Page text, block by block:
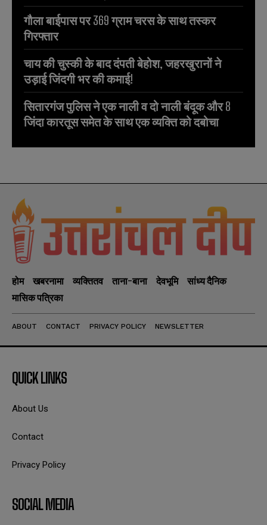
गौला बाईपास पर 369 ग्राम चरस के साथ तस्कर
गिरफ्तार
चाय की चुस्की के बाद दंपती बेहोश, जहरखुरानों ने
उड़ाई जिंदगी भर की कमाई!
सितारगंज पुलिस ने एक नाली व दो नाली बंदूक और 8
जिंदा कारतूस समेत के साथ एक व्यक्ति को दबोचा
होम खबरनामा व्यक्तितव ताना-बाना देवभूमि
सांध्य दैनिक
मासिक पत्रिका
ABOUT CONTACT PRIVACY POLICY NEWSLETTER
QUICK LINKS
About Us
Contact
Privacy Policy
SOCIAL MEDIA